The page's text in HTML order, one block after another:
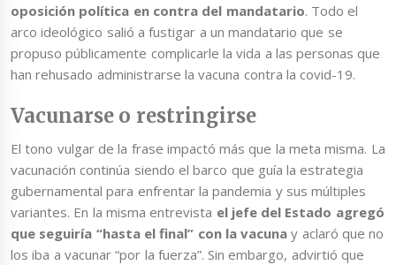
oposición política en contra del mandatario. Todo el
arco ideológico salió a fustigar a un mandatario que se
propuso públicamente complicarle la vida a las personas que
han rehusado administrarse la vacuna contra la covid-19.
Vacunarse o restringirse
El tono vulgar de la frase impactó más que la meta misma. La
vacunación continúa siendo el barco que guía la estrategia
gubernamental para enfrentar la pandemia y sus múltiples
variantes. En la misma entrevista el jefe del Estado agregó
que seguiría “hasta el final” con la vacuna y aclaró que no
los iba a vacunar “por la fuerza”. Sin embargo, advirtió que